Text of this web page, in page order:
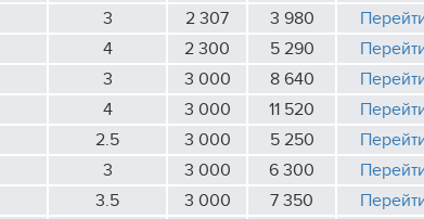
3 2 307 3 980
4 2 300 5 290
3 3 000 8 640
4 3 000 11 520
2.5 3 000 5 250
3 3 000 6 300
3.5 3 000 7 350